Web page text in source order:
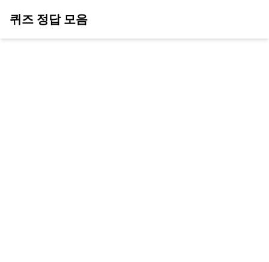
퀴즈 정답 모음